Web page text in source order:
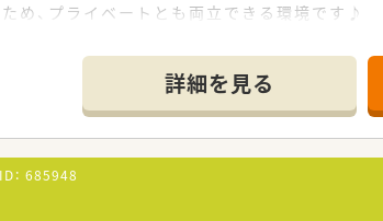
め、プライベートとも両立できる環境です♪
ちろん可能です◎
は精神科クリニック、小児科クリニック、宮
シェアを誇る業界トップ企業！
道府県に約1,274店舗（内調剤300店舗）展開
2,382店舗と業界最大規模な上に、最近では
出を果たしグローバル企業の仲間入りをしてい
詳細を見る
： 685948